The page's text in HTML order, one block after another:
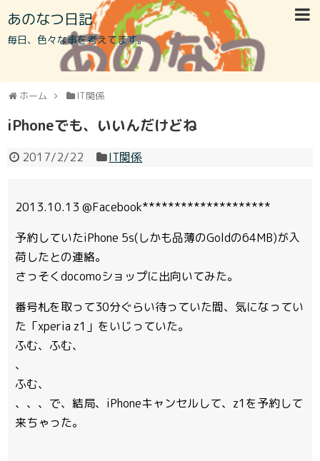
あのなつ日記
毎日、色々な事を考えてます。
ホーム IT関係
iPhoneでも、いいんだけどね
2017/2/22 IT関係
2013.10.13 @Facebook********************
予約していたiPhone 5s(しかも品薄のGoldの64MB)が入
荷したとの連絡。
さっそくdocomoショップに出向いてみた。
番号札を取って30分ぐらい待っていた間、気になってい
た「xperia z1」をいじっていた。
ふむ、ふむ、
、
ふむ、
、、、で、結局、iPhoneキャンセルして、z1を予約して
来ちゃった。